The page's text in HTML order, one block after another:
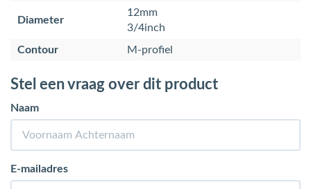
Diameter
12mm
3/4inch
Contour
M-profiel
Stel een vraag over dit product
Naam
E-mailadres